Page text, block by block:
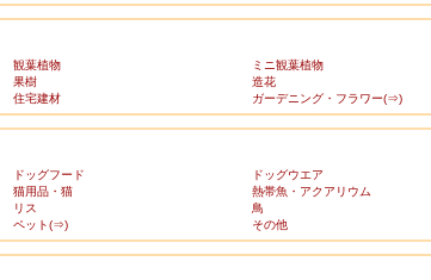
観葉植物 ミニ観葉植物
果樹 造花
住宅建材 ガーデニング・フラワー(⇒)
ドッグフード ドッグウエア
猫用品・猫 熱帯魚・アクアリウム
リス 鳥
ペット(⇒) その他